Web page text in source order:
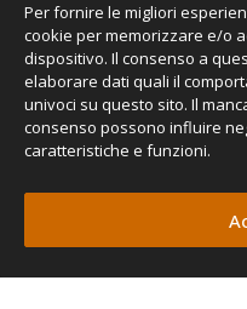
Per fornire le migliori
cookie per memorizzare e/o
dispositivo. Il consenso a
elaborare dati quali il
univoci su questo sito. Il
consenso possono influire
caratteristiche e funzioni.
Thermozip Bedding System
ISCRIVITI ALLA